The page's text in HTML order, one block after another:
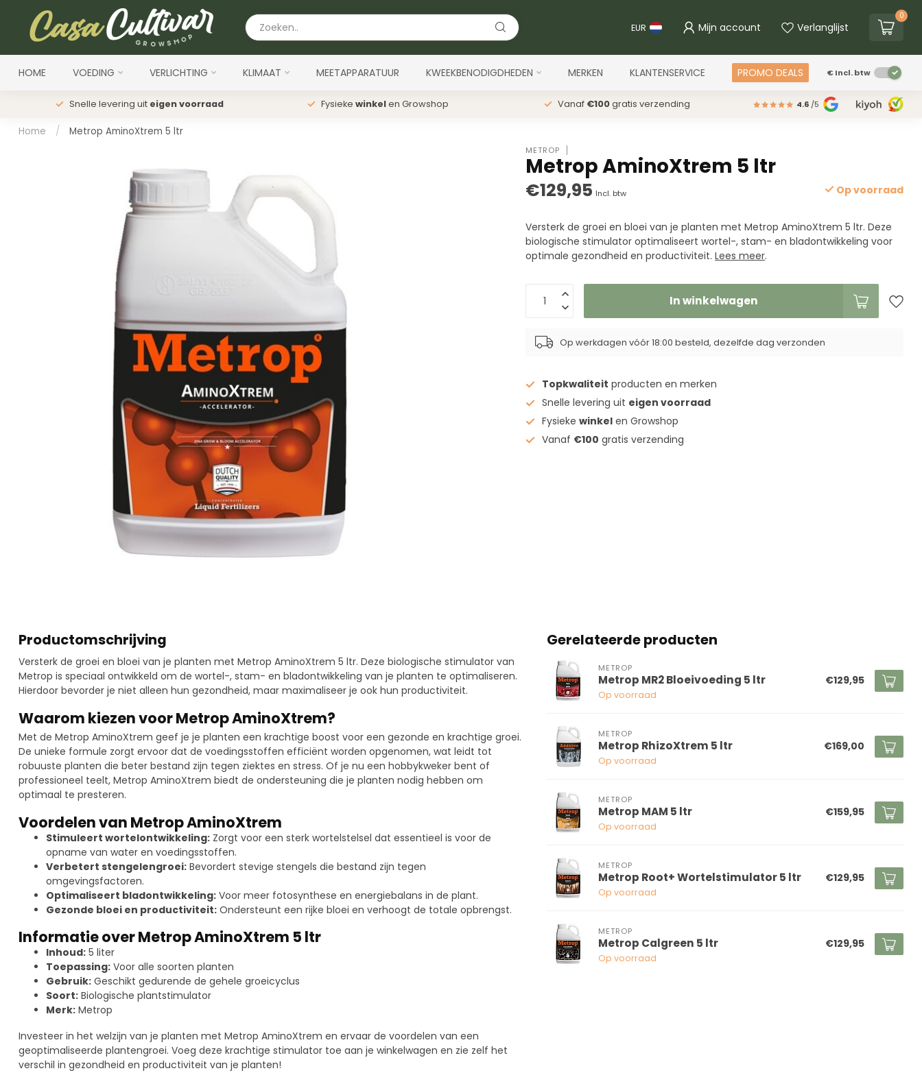
EUR Mijn account Verlanglijst
0
HOME VOEDING VERLICHTING KLIMAAT MEETAPPARATUUR KWEEKBENODIGDHEDEN MERKEN KLANTENSERVICE PROMO DEALS €Incl. btw
Snelle levering uit eigen voorraad Fysieke winkelen Growshop Vanaf €100gratis verzending 4.6 /5
Home / Metrop AminoXtrem 5 ltr
METROP
Metrop AminoXtrem 5 ltr
€129,95 Incl. btw Op voorraad
Versterk de groei en bloei van je planten met Metrop AminoXtrem 5 ltr. Deze
biologische stimulator optimaliseert wortel-, stam- en bladontwikkeling voor
optimale gezondheid en productiviteit.Lees meer.
In winkelwagen
Op werkdagen vóór 18:00 besteld, dezelfde dag verzonden
Topkwaliteit producten en merken
Snelle levering uit eigen voorraad
Fysiekewinkel en Growshop
Vanaf €100 gratis verzending
Productomschrijving
Versterk de groei en bloei van je planten met Metrop AminoXtrem 5 ltr. Deze biologische stimulator van
Metrop is speciaal ontwikkeld om de wortel-, stam- en bladontwikkeling van je planten te optimaliseren.
Hierdoor bevorder je niet alleen hun gezondheid, maar maximaliseer je ook hun productiviteit.
Waarom kiezen voor Metrop AminoXtrem?
Met de Metrop AminoXtrem geef je je planten een krachtige boost voor een gezonde en krachtige groei.
De unieke formule zorgt ervoor dat de voedingsstoffen efficiënt worden opgenomen, wat leidt tot
robuuste planten die beter bestand zijn tegen ziektes en stress. Of je nu een hobbykweker bent of
professioneel teelt, Metrop AminoXtrem biedt de ondersteuning die je planten nodig hebben om
optimaal te presteren.
Voordelen van Metrop AminoXtrem
Stimuleert wortelontwikkeling: Zorgt voor een sterk wortelstelsel dat essentieel is voor de
opname van water en voedingsstoffen.
Verbetert stengelengroei: Bevordert stevige stengels die bestand zijn tegen
omgevingsfactoren.
Optimaliseert bladontwikkeling: Voor meer fotosynthese en energiebalans in de plant.
Gezonde bloei en productiviteit: Ondersteunt een rijke bloei en verhoogt de totale opbrengst.
Informatie over Metrop AminoXtrem 5 ltr
Inhoud: 5 liter
Toepassing: Voor alle soorten planten
Gebruik: Geschikt gedurende de gehele groeicyclus
Soort: Biologische plantstimulator
Merk: Metrop
Investeer in het welzijn van je planten met Metrop AminoXtrem en ervaar de voordelen van een
geoptimaliseerde plantengroei. Voeg deze krachtige stimulator toe aan je winkelwagen en zie zelf het
verschil in gezondheid en productiviteit van je planten!
Gerelateerde producten
METROP
Metrop MR2 Bloeivoeding 5 ltr
Op voorraad
€129,95
METROP
Metrop RhizoXtrem 5 ltr
Op voorraad
€169,00
METROP
Metrop MAM 5 ltr
Op voorraad
€159,95
METROP
Metrop Root+ Wortelstimulator 5 ltr
Op voorraad
€129,95
METROP
Metrop Calgreen 5 ltr
Op voorraad
€129,95